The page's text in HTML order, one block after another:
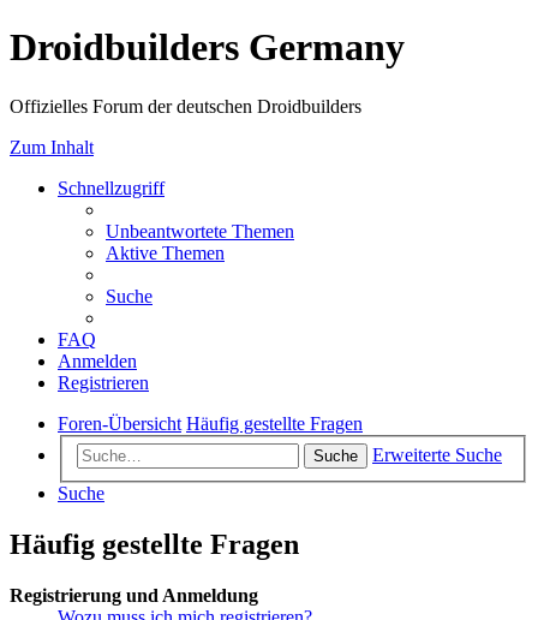
Droidbuilders Germany
Offizielles Forum der deutschen Droidbuilders
Zum Inhalt
Schnellzugriff
Unbeantwortete Themen
Aktive Themen
Suche
FAQ
Anmelden
Registrieren
Foren-Übersicht Häufig gestellte Fragen
Suche
Erweiterte Suche
Suche
Häufig gestellte Fragen
Registrierung und Anmeldung